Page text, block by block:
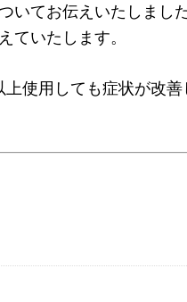
いてお伝えいたしまし
ていたします。
上使用しても症状が改